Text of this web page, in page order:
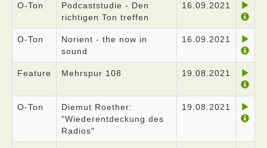
O-Ton
Podcaststudie - Den
richtigen Ton treffen
16.09.2021
O-Ton
Norient - the now in
sound
16.09.2021
Feature Mehrspur 108 19.08.2021
O-Ton
Diemut Roether:
"Wiederentdeckung des
Radios"
19.08.2021